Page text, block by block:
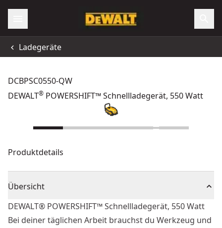
Ladegeräte
DCBPSC0550-QW
DEWALT® POWERSHIFT™ Schnellladegerät, 550 Watt
Produktdetails
Übersicht
DEWALT® POWERSHIFT™ Schnellladegerät, 550 Watt
Bei deiner täglichen Arbeit brauchst du Werkzeug und